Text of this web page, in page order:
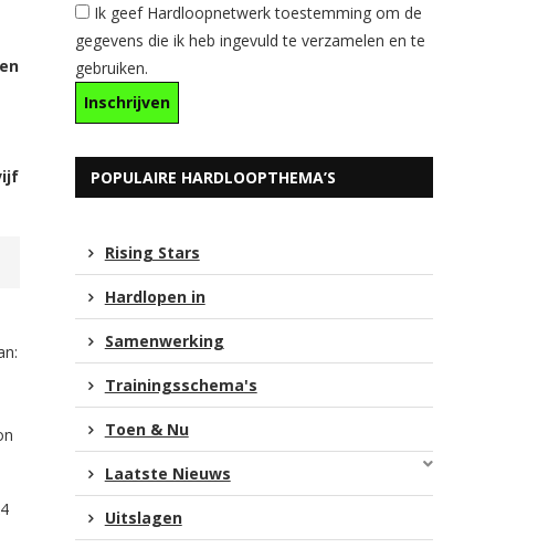
Ik geef Hardloopnetwerk toestemming om de
gegevens die ik heb ingevuld te verzamelen en te
gebruiken.
POPULAIRE HARDLOOPTHEMA’S
Rising Stars
Hardlopen in
Samenwerking
Trainingsschema's
Toen & Nu
Laatste Nieuws
Uitslagen